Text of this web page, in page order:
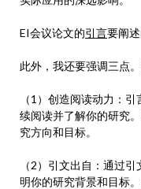
EI会议论文的引言要阐
此外，我还要强调三点
（1）创造阅读动力：
续阅读并了解你的研究
究方向和目标。
（2）引文出自：通过
明你的研究背景和目标